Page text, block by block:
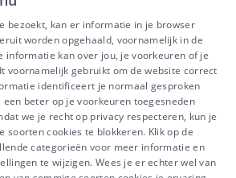
0436 612 044
IBEVE maakt deel uit van Groep
bezoekt, kan er informatie in je browser
worden opgehaald, voornamelijk in de
informatie kan over jou, je voorkeuren of je
voornamelijk gebruikt om de website correct
identificeert je normaal gesproken
beter op je voorkeuren toegesneden
we je recht op privacy respecteren, kun je
soorten cookies te blokkeren. Klik op de
categorieën voor meer informatie en
te wijzigen. Wees je er echter wel van